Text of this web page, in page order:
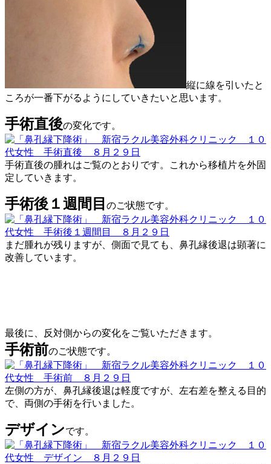
縦に線を引いたと
ころが一番下がるようにしていきたいと思います。
手術直後の変化です。
手術直後の腫れはご覧のとおりです。これから移植片を外固
定していきます。
手術後１週間目 のご状態です。
まだ腫れが残りますが、側面で見ても、鼻孔縁後退は顕著に
改善しています。
最後に、反対側からの変化をご覧いただきます。
手術前のご状態です。
左側の方が、鼻孔縁後退は軽度ですが、左右差を整える目的
で、両側の手術を行いました。
デザインです。